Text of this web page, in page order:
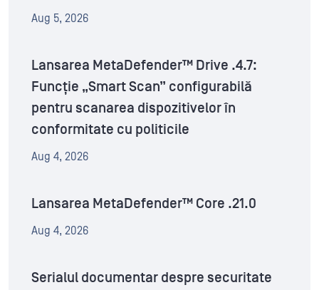
Aug 5, 2026
Lansarea MetaDefender™ Drive .4.7:
Funcție „Smart Scan” configurabilă
pentru scanarea dispozitivelor în
conformitate cu politicile
Aug 4, 2026
Lansarea MetaDefender™ Core .21.0
Aug 4, 2026
Serialul documentar despre securitate